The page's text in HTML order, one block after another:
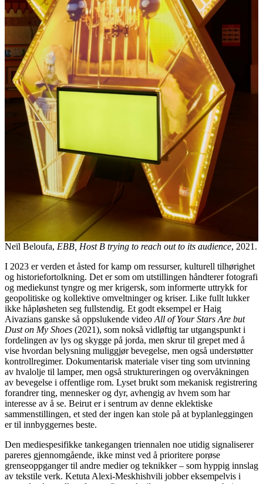
Neïl Beloufa, EBB, Host B trying to reach out to its audience, 2021.
I 2023 er verden et åsted for kamp om ressurser, kulturell tilhørighet
og historiefortolkning. Det er som om utstillingen håndterer fotografi
og mediekunst tyngre og mer krigersk, som informerte uttrykk for
geopolitiske og kollektive omveltninger og kriser. Like fullt lukker
ikke håpløsheten seg fullstendig. Et godt eksempel er Haig
Aivazians ganske så oppslukende video All of Your Stars Are but
Dust on My Shoes (2021), som nokså vidløftig tar utgangspunkt i
fordelingen av lys og skygge på jorda, men skrur til grepet med å
vise hvordan belysning muliggjør bevegelse, men også understøtter
kontrollregimer. Dokumentarisk materiale viser ting som utvinning
av hvalolje til lamper, men også struktureringen og overvåkningen
av bevegelse i offentlige rom. Lyset brukt som mekanisk registrering
forandrer ting, mennesker og dyr, avhengig av hvem som har
interesse av å se. Beirut er i sentrum av denne eklektiske
sammenstillingen, et sted der ingen kan stole på at byplanleggingen
er til innbyggernes beste.
Den mediespesifikke tankegangen triennalen noe utidig signaliserer
pareres gjennomgående, ikke minst ved å prioritere porøse
grenseoppganger til andre medier og teknikker – som hyppig innslag
av tekstile verk. Ketuta Alexi-Meskhishvili jobber eksempelvis i